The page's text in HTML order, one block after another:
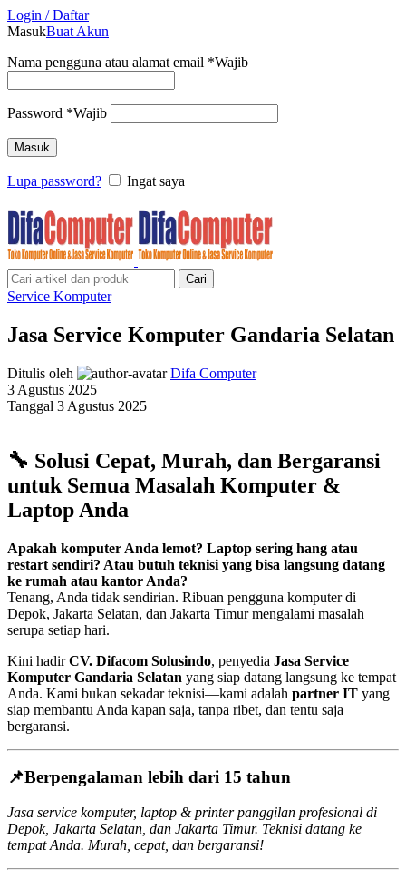
Login / Daftar
MasukBuat Akun
Nama pengguna atau alamat email *Wajib
Password *Wajib
Masuk
Lupa password? Ingat saya
Cari
Service Komputer
Jasa Service Komputer Gandaria Selatan
Ditulis oleh
Difa Computer
3 Agustus 2025
Tanggal 3 Agustus 2025
🔧 Solusi Cepat, Murah, dan Bergaransi
untuk Semua Masalah Komputer &
Laptop Anda
Apakah komputer Anda lemot? Laptop sering hang atau
restart sendiri? Atau butuh teknisi yang bisa langsung datang
ke rumah atau kantor Anda?
Tenang, Anda tidak sendirian. Ribuan pengguna komputer di
Depok, Jakarta Selatan, dan Jakarta Timur mengalami masalah
serupa setiap hari.
Kini hadirCV. Difacom Solusindo, penyedia Jasa Service
Komputer Gandaria Selatan yang siap datang langsung ke tempat
Anda. Kami bukan sekadar teknisi—kami adalah partner IT yang
siap membantu Anda kapan saja, tanpa ribet, dan tentu saja
bergaransi.
📌Berpengalaman lebih dari 15 tahun
Jasa service komputer, laptop & printer panggilan profesional di
Depok, Jakarta Selatan, dan Jakarta Timur. Teknisi datang ke
tempat Anda. Murah, cepat, dan bergaransi!